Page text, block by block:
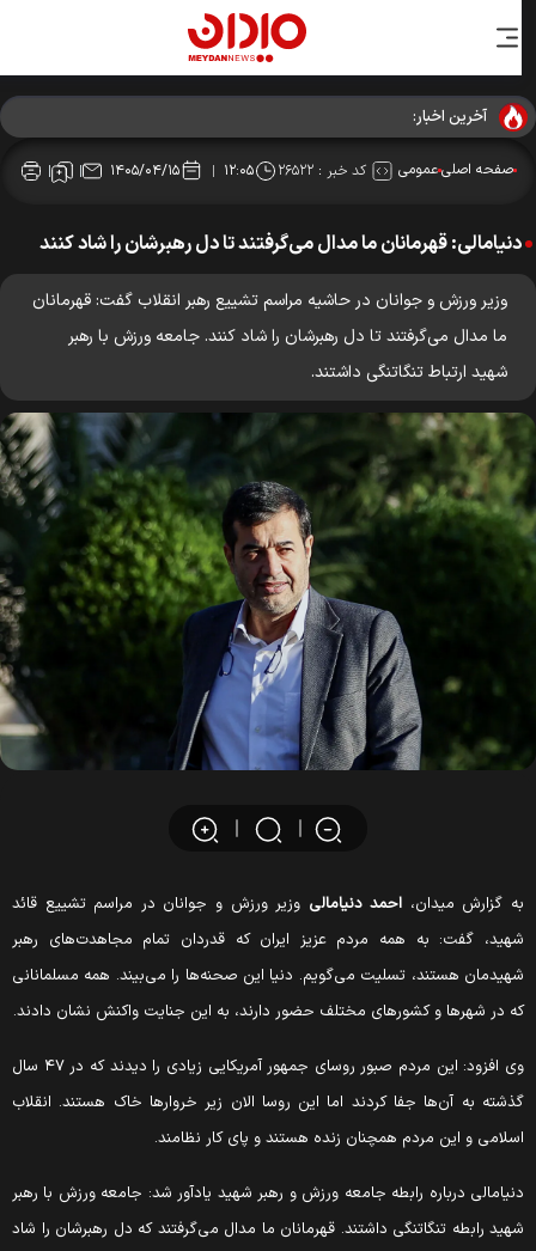
آخرین اخبار:
صفحه اصلیعمومی کد خبر : ۲۶۵۲۲ ۱۲:۰۵ ۱۴۰۵/۰۴/۱۵
دنیا‌مالی: قهرمانان ما مدال می‌گرفتند تا دل رهبرشان را شاد کنند
وزیر ورزش و جوانان در حاشیه مراسم تشییع رهبر انقلاب گفت: قهرمانان
ما مدال می‌گرفتند تا دل رهبرشان را شاد کنند. جامعه ورزش با رهبر
شهید ارتباط تنگاتنگی داشتند.
گزارش میدان،احمد دنیامالیوزیر ورزش و جوانان در مراسم تشییع قائد
گفت: به همه مردم عزیز ایران که قدردان تمام مجاهدت‌های رهبر
هستند، تسلیت می‌گویم. دنیا این صحنه‌ها را می‌بیند. همه مسلمانانی
در شهرها و کشورهای مختلف حضور دارند، به این جنایت واکنش نشان دادند.
وی افزود: این مردم صبور روسای جمهور آمریکایی زیادی را دیدند که در ۴۷ سال
به آن‌ها جفا کردند اما این روسا الان زیر خروارها خاک هستند. انقلاب
و این مردم همچنان زنده هستند و پای کار نظامند.
درباره رابطه جامعه ورزش و رهبر شهید یادآور شد: جامعه ورزش با رهبر
رابطه تنگاتنگی داشتند. قهرمانان ما مدال می‌گرفتند که دل رهبرشان را شاد